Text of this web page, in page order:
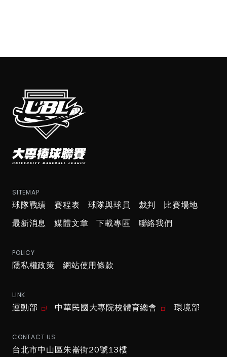
教育部體育署
中華民國大專院校體育總會
SITEMAP
球隊戰績 賽程表 球隊與球員 裁判
比賽場地
最新消息
媒體文章 下載專區 聯絡我們
POLICY
隱私權政策 網站使用條款
LINK
運動部 中華民國大專院校體育總會 環境部
CONTACT US
台北市中山區朱崙街20號13樓